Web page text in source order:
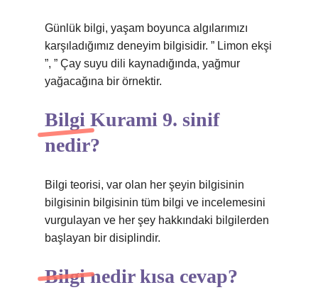
Günlük bilgi, yaşam boyunca algılarımızı
karşıladığımız deneyim bilgisidir. ” Limon ekşi
”, ” Çay suyu dili kaynadığında, yağmur
yağacağına bir örnektir.
Bilgi Kurami 9. sinif
nedir?
Bilgi teorisi, var olan her şeyin bilgisinin
bilgisinin bilgisinin tüm bilgi ve incelemesini
vurgulayan ve her şey hakkındaki bilgilerden
başlayan bir disiplindir.
Bilgi nedir kısa cevap?